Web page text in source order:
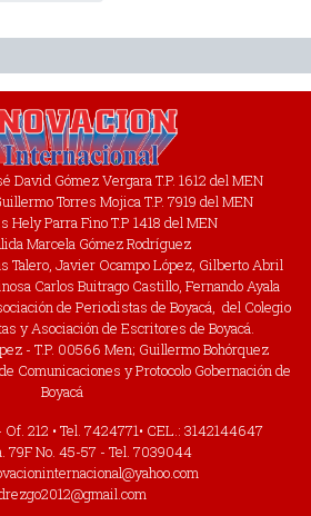
David Gómez Vergara T.P. 1612 del MEN
Torres Mojica T.P. 7919 del MEN
Hely Parra Fino T.P 1418 del MEN
Marcela Gómez Rodríguez
Talero, Javier Ocampo López, Gilberto Abril
Carlos Buitrago Castillo, Fernando Ayala
de Periodistas de Boyacá, del Colegio
y Asociación de Escritores de Boyacá.
- T.P. 00566 Men; Guillermo Bohórquez
Comunicaciones y Protocolo Gobernación de
Boyacá
Of. 212 • Tel. 7424771• CEL.: 3142144647
79F No. 45-57 - Tel. 7039044